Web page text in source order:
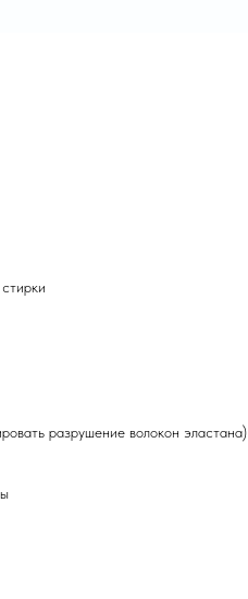
разрушение волокон эластана)